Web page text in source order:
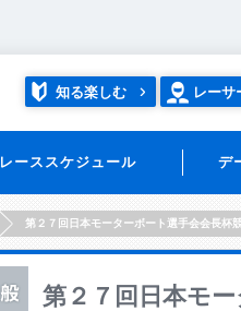
知る楽しむ レーサ
レーススケジュール デ
第２７回日本モーターボート選手会会長杯
第２７回日本モ